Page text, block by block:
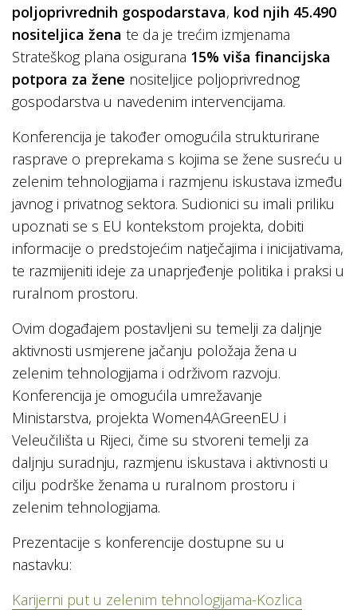
poljoprivrednih gospodarstava, kod njih 45.490
nositeljica žena te da je trećim izmjenama
Strateškog plana osigurana 15% viša financijska
potpora za žene nositeljice poljoprivrednog
gospodarstva u navedenim intervencijama.
Konferencija je također omogućila strukturirane
rasprave o preprekama s kojima se žene susreću u
zelenim tehnologijama i razmjenu iskustava između
javnog i privatnog sektora. Sudionici su imali priliku
upoznati se s EU kontekstom projekta, dobiti
informacije o predstojećim natječajima i inicijativama,
te razmijeniti ideje za unaprjeđenje politika i praksi u
ruralnom prostoru.
Ovim događajem postavljeni su temelji za daljnje
aktivnosti usmjerene jačanju položaja žena u
zelenim tehnologijama i održivom razvoju.
Konferencija je omogućila umrežavanje
Ministarstva, projekta Women4AGreenEU i
Veleučilišta u Rijeci, čime su stvoreni temelji za
daljnju suradnju, razmjenu iskustava i aktivnosti u
cilju podrške ženama u ruralnom prostoru i
zelenim tehnologijama.
Prezentacije s konferencije dostupne su u
nastavku:
Karijerni put u zelenim tehnologijama-Kozlica